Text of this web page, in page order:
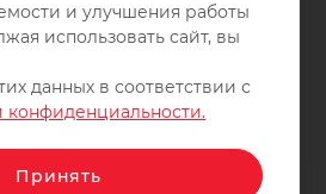
магазин спортивных товаров
публичной офертой. Все права
материалов и фотографий
запрещено.
и улучшения работы
использовать сайт, вы
данных в соответствии с
конфиденциальности.
Принять